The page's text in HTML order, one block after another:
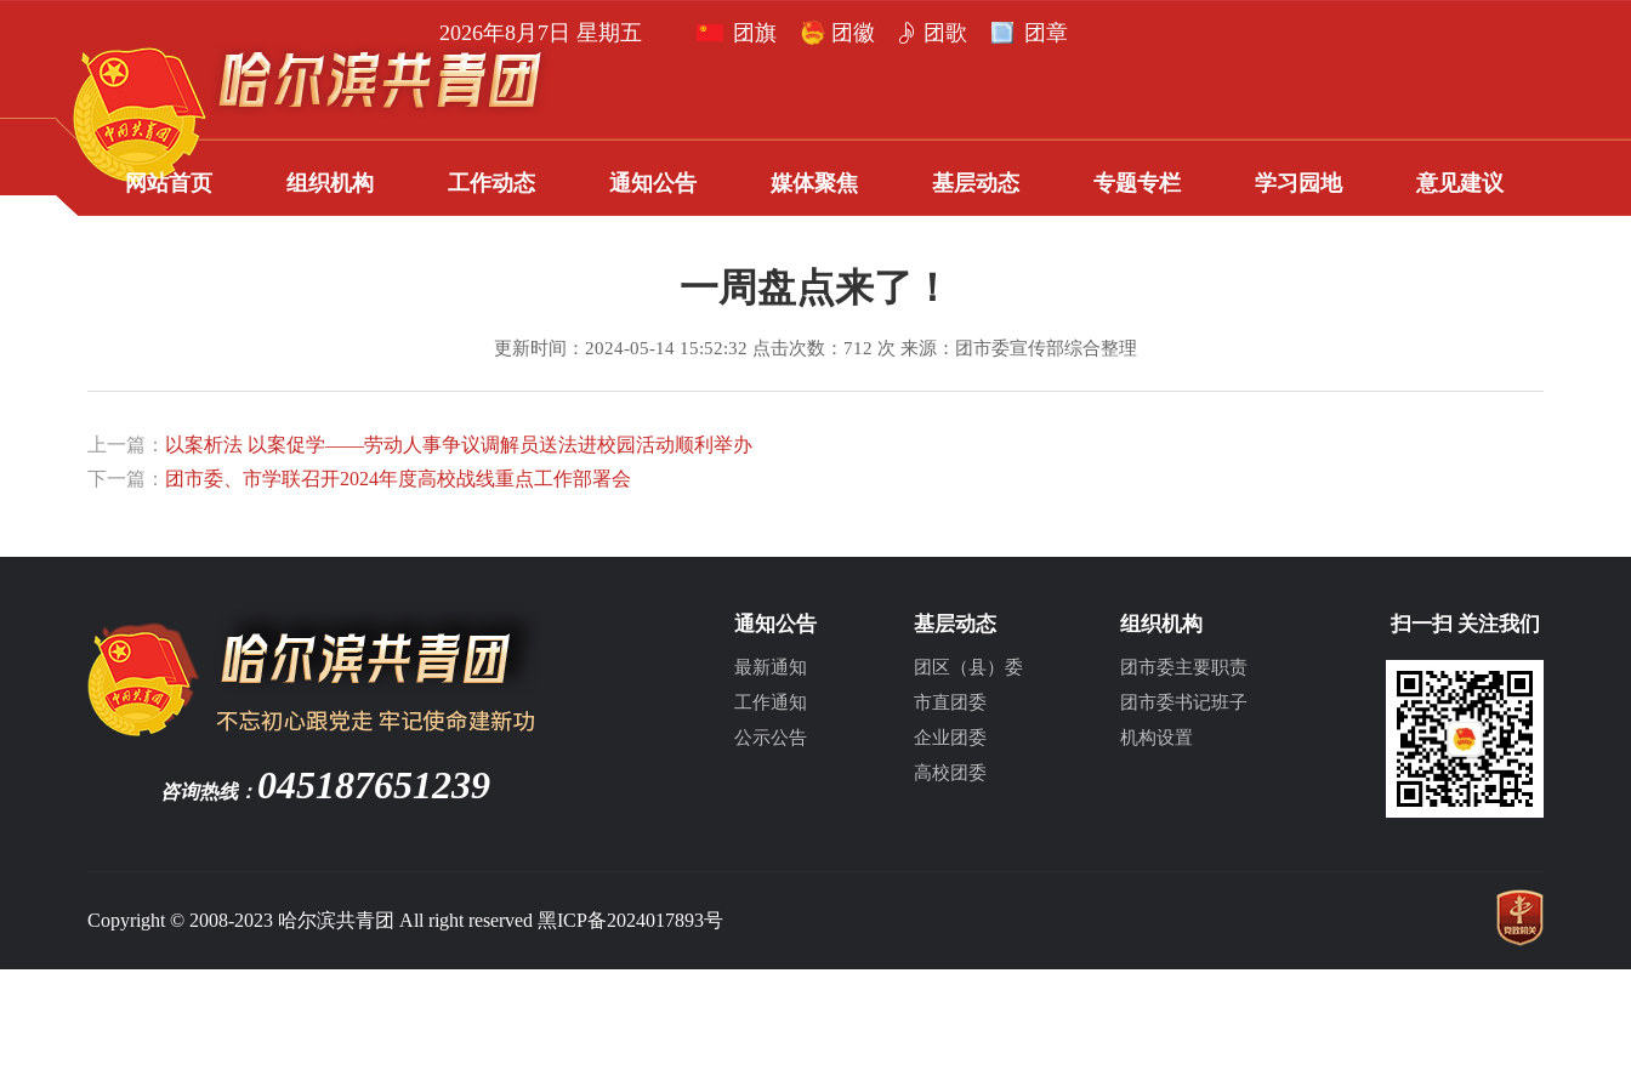
2026年8月7日 星期五 团旗 团徽 团歌 团章
网站首页 组织机构 工作动态 通知公告 媒体聚焦 基层动态 专题专栏 学习园地 意见建议
一周盘点来了！
更新时间：2024-05-14 15:52:32 点击次数：712 次 来源：团市委宣传部综合整理
上一篇： 以案析法 以案促学——劳动人事争议调解员送法进校园活动顺利举办
下一篇： 团市委、市学联召开2024年度高校战线重点工作部署会
咨询热线： 045187651239
通知公告
最新通知
工作通知
公示公告
基层动态
团区（县）委
市直团委
企业团委
高校团委
组织机构
团市委主要职责
团市委书记班子
机构设置
扫一扫 关注我们
Copyright © 2008-2023 哈尔滨共青团 All right reserved 黑ICP备2024017893号